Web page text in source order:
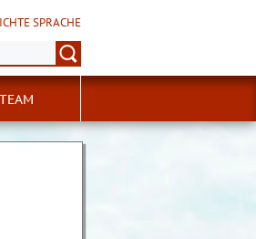
SPRACHE